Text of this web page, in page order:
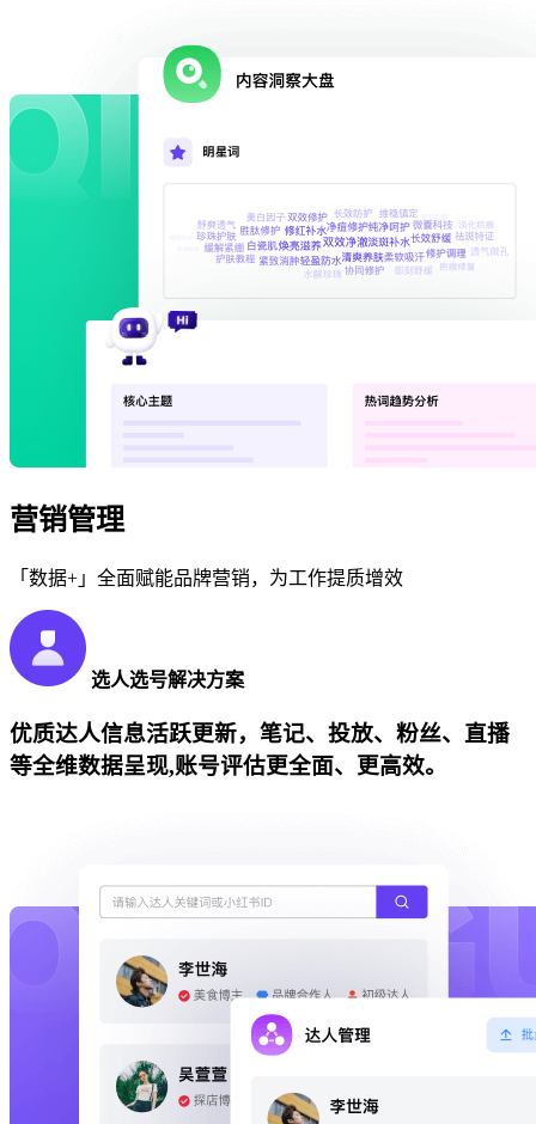
营销管理
「数据+」全面赋能品牌营销，为工作提质增效
选人选号解决方案
优质达人信息活跃更新，笔记、投放、粉丝、直播
等全维数据呈现,账号评估更全面、更高效。